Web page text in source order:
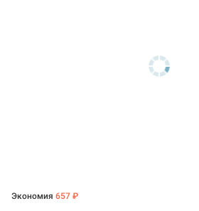
Экономия 657 ₽